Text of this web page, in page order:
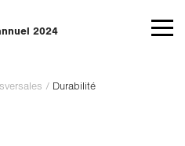
2024
/ Durabilité